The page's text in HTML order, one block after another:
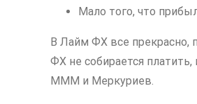
Мало того, что
В Лайм ФХ все прекрасно,
ФХ не собирается
МММ и Меркуриев.